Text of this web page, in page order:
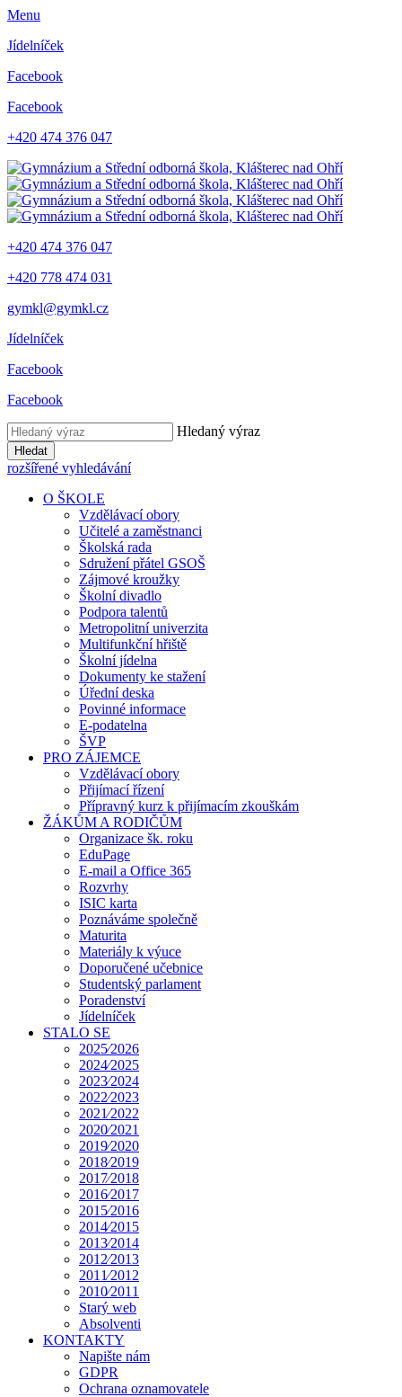
Menu
Jídelníček
Facebook
Facebook
+420 474 376 047
+420 474 376 047
+420 778 474 031
gymkl@gymkl.cz
Jídelníček
Facebook
Facebook
Hledaný výraz
Hledat
rozšířené vyhledávání
O ŠKOLE
Vzdělávací obory
Učitelé a zaměstnanci
Školská rada
Sdružení přátel GSOŠ
Zájmové kroužky
Školní divadlo
Podpora talentů
Metropolitní univerzita
Multifunkční hřiště
Školní jídelna
Dokumenty ke stažení
Úřední deska
Povinné informace
E-podatelna
ŠVP
PRO ZÁJEMCE
Vzdělávací obory
Přijímací řízení
Přípravný kurz k přijímacím zkouškám
ŽÁKŮM A RODIČŮM
Organizace šk. roku
EduPage
E-mail a Office 365
Rozvrhy
ISIC karta
Poznáváme společně
Maturita
Materiály k výuce
Doporučené učebnice
Studentský parlament
Poradenství
Jídelníček
STALO SE
2025⁄2026
2024⁄2025
2023⁄2024
2022⁄2023
2021⁄2022
2020⁄2021
2019⁄2020
2018⁄2019
2017⁄2018
2016⁄2017
2015⁄2016
2014⁄2015
2013⁄2014
2012⁄2013
2011⁄2012
2010⁄2011
Starý web
Absolventi
KONTAKTY
Napište nám
GDPR
Ochrana oznamovatele